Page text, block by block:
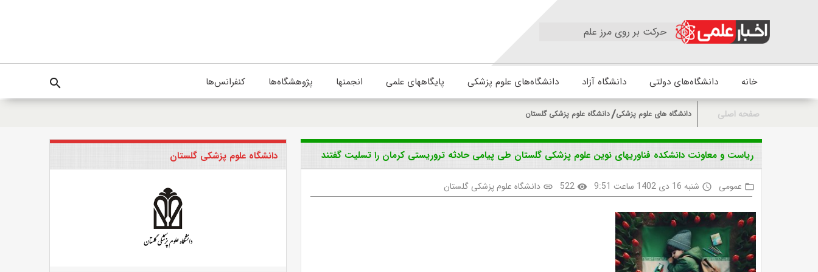
حرکت بر روی مرز علم
خانه دانشگاه‌های دولتی دانشگاه آزاد دانشگاه‌های علوم پزشکی پایگاههای علمی انجمنها پژوهشگاه‌ها کنفرانس‌ها search
صفحه اصلی دانشگاه های علوم پزشکی دانشگاه علوم پزشکی گلستان
ریاست و معاونت دانشکده فناوریهای نوین علوم پزشکی گلستان طی پیامی حادثه تروریستی کرمان را تسلیت گفتند
folder_open عمومی access_time شنبه 16 دی 1402 ساعت 9:51 visibility
522
link دانشگاه علوم پزشکی گلستان
دانشگاه علوم پزشکی گلستان